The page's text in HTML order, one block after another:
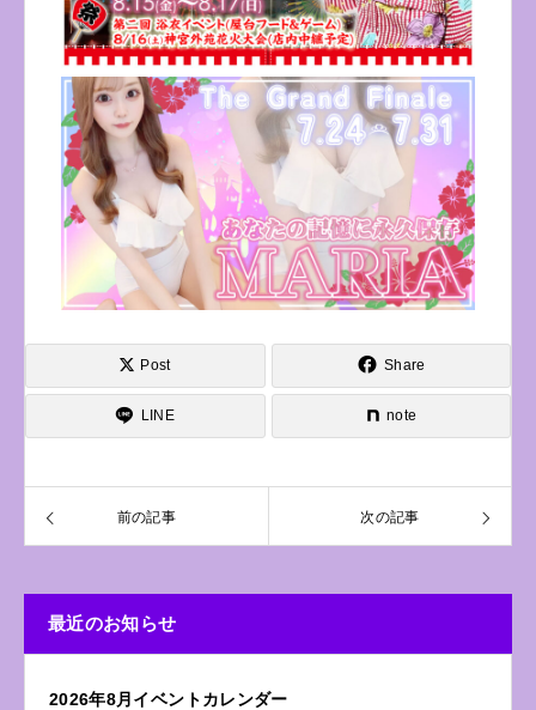
Post Share
LINE note
前の記事 次の記事
最近のお知らせ
2026年8月イベントカレンダー